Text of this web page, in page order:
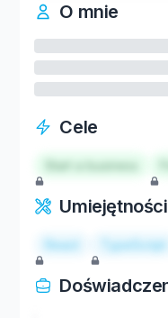
O mnie
Cele
Start a business
Umiejętności
React TypeScript